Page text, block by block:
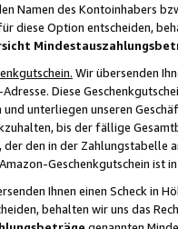
Namen des Kontoinhabers
diese Option entscheiden,
Wir übersenden
Diese
unterliegen unseren
bis der fällige
der den in der
Geschenkgutschein ist
Ihnen einen Scheck in
behalten wir uns das